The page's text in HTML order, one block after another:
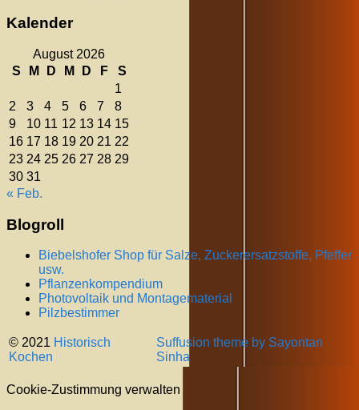
Kalender
August 2026
S
M D M D F
S
1
2
3 4 5 6 7
8
9
10 11 12 13 14 15
16 17 18 19 20 21 22
23 24 25 26 27 28 29
30 31
« Feb.
Blogroll
Biebelshofer Shop für Salze, Zuckerersatzstoffe, Pfeffer
usw.
Pflanzenkompendium
Photovoltaik und Montagematerial
Pilzbestimmer
© 2021 Historisch
Kochen
Suffusion theme by Sayontan
Sinha
Cookie-Zustimmung verwalten